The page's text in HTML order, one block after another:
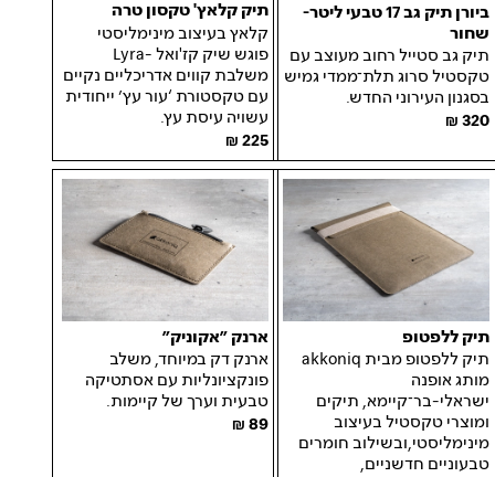
ביורן תיק גב 17 טבעי ליטר-
שחור
320
תיק גב סטייל רחוב מעוצב עם
טקסטיל סרוג תלת־ממדי גמיש
בסגנון העירוני החדש.
תיק קלאץ' טקסון טרה
225
קלאץ בעיצוב מינימליסטי
פוגש שיק קז'ואל -Lyra
משלבת קווים אדריכליים נקיים
עם טקסטורת ‘עור עץ’ ייחודית
עשויה עיסת עץ.
תיק ללפטופ
תיק ללפטופ מבית akkoniq
מותג אופנה
ישראלי-בר־קיימא, תיקים
ומוצרי טקסטיל בעיצוב
מינימליסטי,ובשילוב חומרים
טבעוניים חדשניים,
ארנק ״אקוניק״
89
ארנק דק במיוחד, משלב
פונקציונליות עם אסתטיקה
טבעית וערך של קיימות.